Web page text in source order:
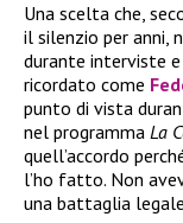
Una scelta che,
il silenzio per anni,
durante interviste
ricordato come
punto di vista
nel programma La
quell’accordo
l’ho fatto. Non
una battaglia